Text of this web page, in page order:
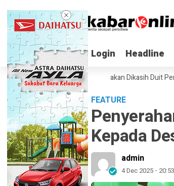
Login Headline
Login Headline
Jumbo Meresahkan akan Dikasih Duit Pemerintah
FEATURE
Kepada
admin
4 Dec 2025 -